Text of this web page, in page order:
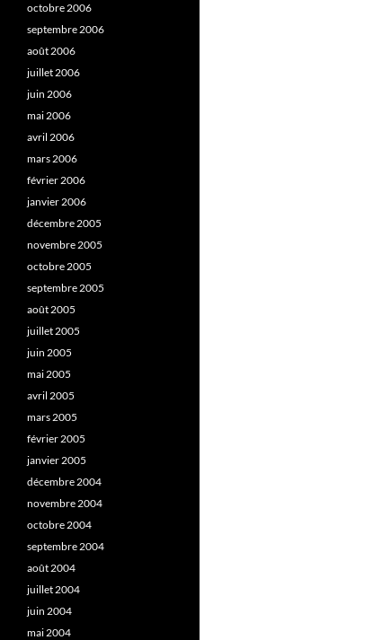
octobre 2006
septembre 2006
août 2006
juillet 2006
juin 2006
mai 2006
avril 2006
mars 2006
février 2006
janvier 2006
décembre 2005
novembre 2005
octobre 2005
septembre 2005
août 2005
juillet 2005
juin 2005
mai 2005
avril 2005
mars 2005
février 2005
janvier 2005
décembre 2004
novembre 2004
octobre 2004
septembre 2004
août 2004
juillet 2004
juin 2004
mai 2004